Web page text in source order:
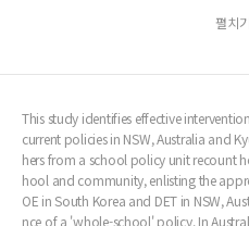
중심적이고 권위적으로 정책을 수행하고
긴밀한 관계를 유지하는 것이 필요하다고
사회교육기관 및 종교 기관과 공동으로 추
펼치기
This study identifies effective
current policies in NSW, Australia and
hers from a school policy unit recount
hool and community, enlisting the
OE in South Korea and DET in NSW,
nce of a 'whole-school' policy. In